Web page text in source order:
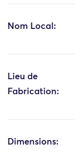
Nom Local:
Lieu de
Fabrication:
Dimensions: